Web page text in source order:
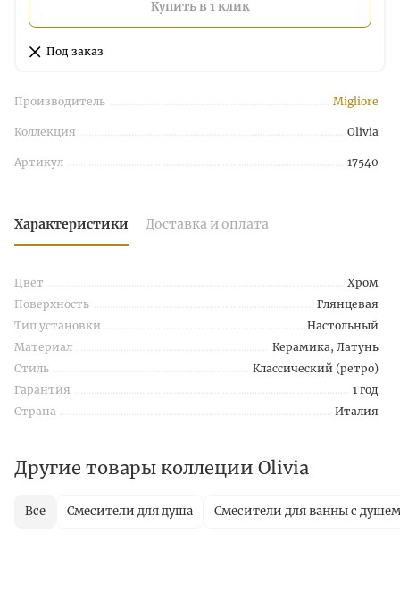
Купить в 1 клик
Под заказ
Производитель Migliore
Коллекция Olivia
Артикул 17540
Характеристики Доставка и оплата
Цвет
Хром
Поверхность
Глянцевая
Тип установки
Настольный
Материал
Керамика, Латунь
Стиль
Классический (ретро)
Гарантия
1 год
Страна
Италия
Другие товары коллеции Olivia
Все Смесители для душа Смесители для ванны с душем